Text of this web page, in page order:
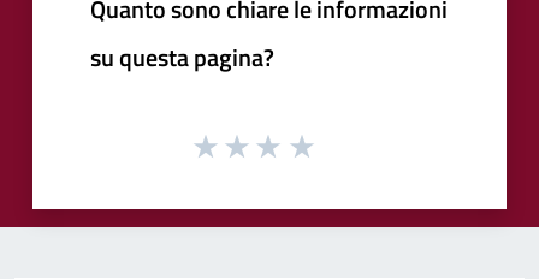
Quanto sono chiare le informazioni
su questa pagina?